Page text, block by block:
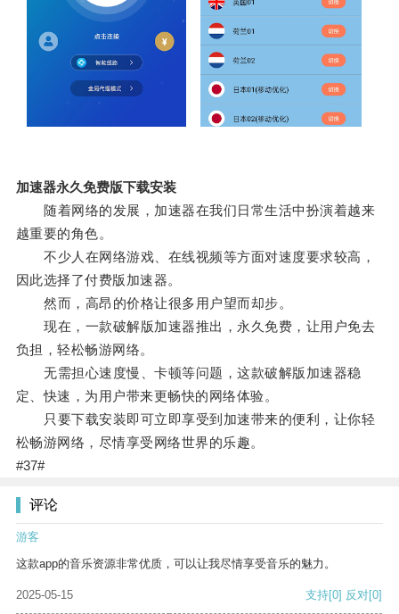
加速器永久免费版下载安装
随着网络的发展，加速器在我们日常生活中扮演着越来
越重要的角色。
不少人在网络游戏、在线视频等方面对速度要求较高，
因此选择了付费版加速器。
然而，高昂的价格让很多用户望而却步。
现在，一款破解版加速器推出，永久免费，让用户免去
负担，轻松畅游网络。
无需担心速度慢、卡顿等问题，这款破解版加速器稳
定、快速，为用户带来更畅快的网络体验。
只要下载安装即可立即享受到加速带来的便利，让你轻
松畅游网络，尽情享受网络世界的乐趣。
#37#
评论
游客
这款app的音乐资源非常优质，可以让我尽情享受音乐的魅力。
2025-05-15 支持[0] 反对[0]